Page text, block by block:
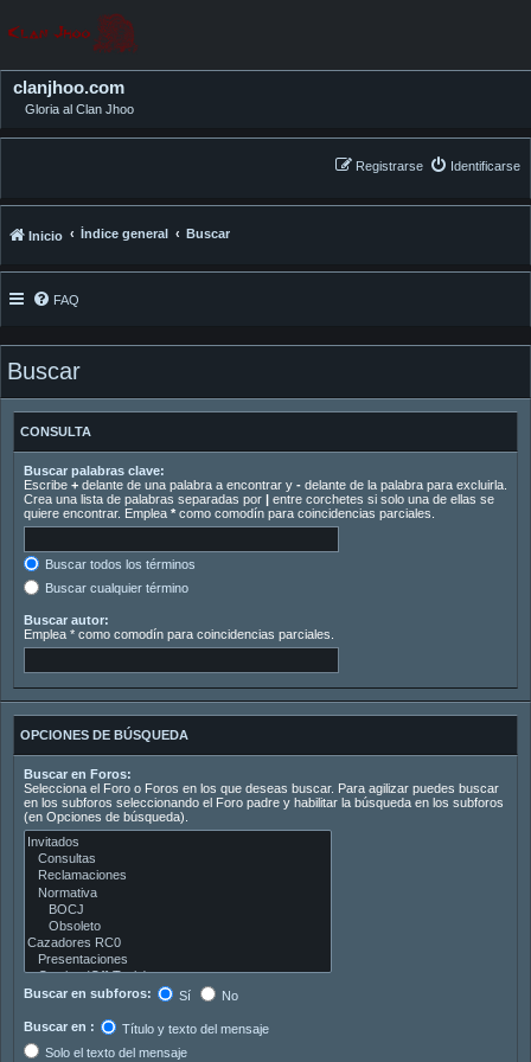
clanjhoo.com
Gloria al Clan Jhoo
Identificarse
Registrarse
Inicio Índice general Buscar
FAQ
Buscar
CONSULTA
Buscar palabras clave:
Escribe + delante de una palabra a encontrar y - delante de la palabra para excluirla.
Crea una lista de palabras separadas por | entre corchetes si solo una de ellas se
quiere encontrar. Emplea * como comodín para coincidencias parciales.
Buscar todos los términos
Buscar cualquier término
Buscar autor:
Emplea * como comodín para coincidencias parciales.
OPCIONES DE BÚSQUEDA
Buscar en Foros:
Selecciona el Foro o Foros en los que deseas buscar. Para agilizar puedes buscar
en los subforos seleccionando el Foro padre y habilitar la búsqueda en los subforos
(en Opciones de búsqueda).
Buscar en subforos: Sí No
Buscar en :
Título y texto del mensaje
Solo el texto del mensaje